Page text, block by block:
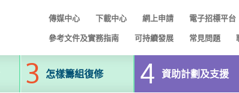
傳媒中心 下載中心 網上申請 電子招標平台
參考文件及實務指南 可持續發展 常見問題
怎樣籌組復修 資助計劃及支援